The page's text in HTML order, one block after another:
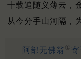
十载追随义薄云，
从今分手山河隔，
阿部无佛翁 ①